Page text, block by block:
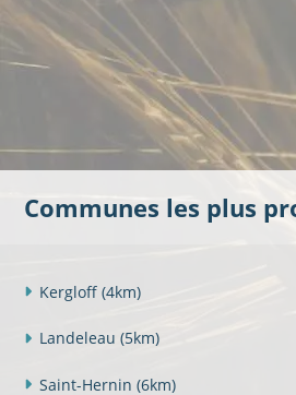
Communes les plus
Kergloff (4km)
Landeleau (5km)
Saint-Hernin (6km)